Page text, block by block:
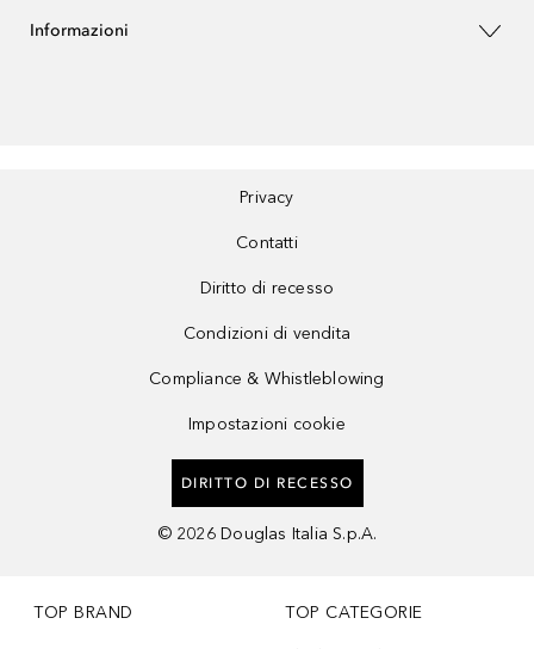
Informazioni
Privacy
Contatti
Diritto di recesso
Condizioni di vendita
Compliance & Whistleblowing
Impostazioni cookie
DIRITTO DI RECESSO
© 2026 Douglas Italia S.p.A.
TOP BRAND TOP CATEGORIE